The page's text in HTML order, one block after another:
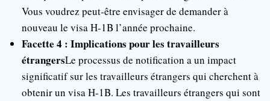
Vous voudrez peut-être envisager de demander à
nouveau le visa H-1B l’année prochaine.
Facette 4 : Implications pour les travailleurs
étrangersLe processus de notification a un impact
significatif sur les travailleurs étrangers qui cherchent à
obtenir un visa H-1B. Les travailleurs étrangers qui sont